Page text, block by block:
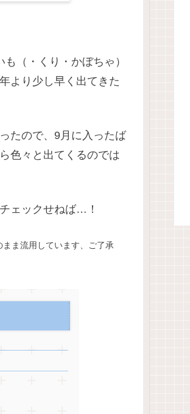
（・くり・かぼちゃ）
より少し早く出てきた
たので、9月に入ったば
色々と出てくるのでは
ェックせねば…！
ま流用しています、ご了承